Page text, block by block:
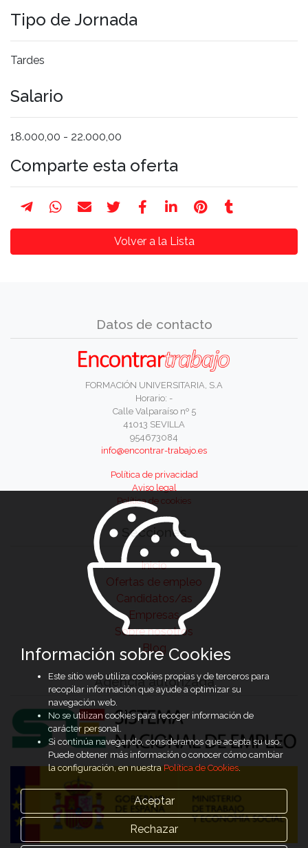
Tipo de Jornada
Tardes
Salario
18.000,00 - 22.000,00
Comparte esta oferta
Volver a la Lista
Datos de contacto
FORMACIÓN UNIVERSITARIA, S.A
Horario: -
Calle Valparaíso nº 5
41013 SEVILLA
954673084
info@encontrar-trabajo.es
Política de privacidad
Aviso legal
Política de cookies
Secciones
Inicio
Ofertas de empleo
Candidatos/as
Empresas
Sobre nosotros
Blog
Agencia autorizada
Información sobre Cookies
Este sitio web utiliza cookies propias y de terceros para
recopilar información que ayude a optimizar su
navegación web.
No se utilizan cookies para recoger información de
carácter personal.
Si continúa navegando, consideramos que acepta su uso.
Puede obtener más información o conocer cómo cambiar
la configuración, en nuestraPolítica de Cookies.
Aceptar
Rechazar